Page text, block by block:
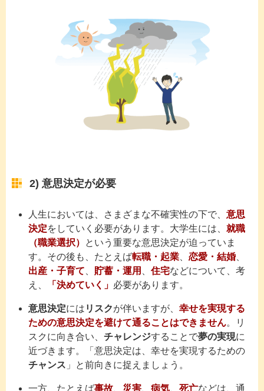
2) 意思決定が必要
人生においては、さまざまな不確実性の下で、 意思
決定をしていく必要があります。大学生には、 就職
（職業選択）
という重要な意思決定が迫っていま
す。その後も、たとえば転職・起業 恋愛・結婚
出産・子育て
貯蓄・運用 住宅などについて、考
え、
「決めていく」 必要があります。
意思決定には リスクが伴いますが、 幸せを実現する
ための意思決定を避けて通ることはできません。リ
スクに向き合い、 チャレンジすることで夢の実現に
近づきます。「意思決定は、幸せを実現するための
チャンス 」と前向きに捉えましょう。
一方、たとえば事故 災害 病気 死亡などは、通